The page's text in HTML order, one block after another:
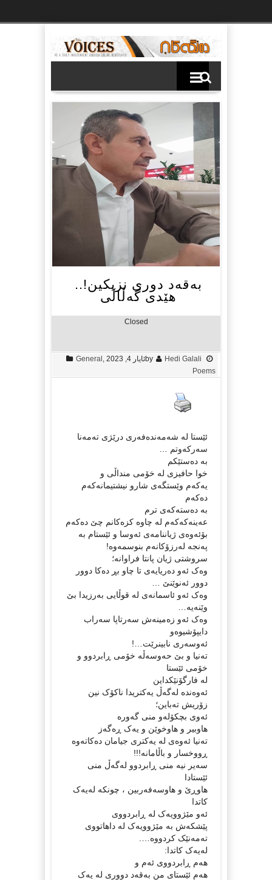
بەقەد دوری نزیکین!..
هێدی گەڵاڵی
Closed
by Hedi Galali ئایار 4, 2023 General
Poems
ئێستا لە شەمەندەفەری درێژی تەمەنا
سەرکەوتم …
بە دەستێکم
خوا حافیزی لە خۆمی منداڵی و
یەکەم وێستگەی شارو نیشتیمانەکەم
دەکەم
بە دەستەکەی ترم
عەینەکەکەم لە چاوە کزەکانم چێ دەکەم
بۆئەوەی ژیاننامەی ئەوسا و ئێستام بە
پەنجە لەرزۆکانەم بنوسمەوە!
سروشتی ژیان پانتا فراوانە؛
وەک ئەو دەریایەی تا چاو بڕ دەکا دوور
دوور ئەنوێنێ …
وەک ئەو ئاسمانەی لە قوڵایی بەرزیدا بێ
وێنەیە…
وەک ئەو زەمینەش سەرتاپا سەراب
دایپۆشیوەو
ئەوسەری نابینرێت…!
تەنیا و بێ حەوسەڵە خۆمی ڕابردوو و
خۆمی ئێستا
لە فارگۆنێکداین
ئەوەندە لەگەڵ یەکتریدا ناکۆک نین
زۆریش تەباین؛
ئەوی بچکۆلەو منی گەورە
هاوبیر و هاوخوێن و یەک ڕەگەز
تەنیا ئەوەی لە یەکتری جیامان دەکاتەوە
ڕووخسار و باڵامانە!!!
سەیر نیە منی ڕابردوو لەگەڵ منی
ئێستادا
هاوڕێ و هاوسەفەربین ، چونکە لەیەک
کاتدا
ئەو مێژوویەک لە ڕابردووی
پێشکەش بە مێژوویەک لە داهاتووی
تەمەنێک کردووە….
لەیەک کاتدا:
هەم ڕابردووی ئەم و
هەم ئێستای من بەقەد دووری لە یەک